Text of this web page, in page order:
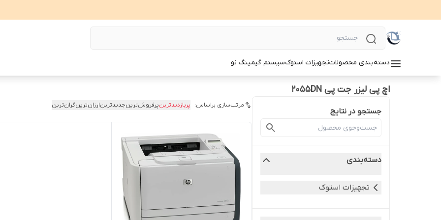
دسته‌بندی محصولاتتجهیزات استوکسیستم گیمینگ نو
اچ پی لیزر جت پی 2055DN
جستجو در نتایج
دسته‌بندی
تجهیزات استوک
مرتب‌سازی براساس: پربازدیدترینپرفروش‌ترینجدیدترینارزان‌ترینگران‌ترین